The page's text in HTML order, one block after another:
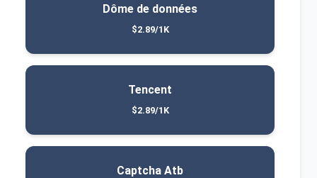
Dôme de données
$2.89/1K
Tencent
$2.89/1K
Captcha Atb